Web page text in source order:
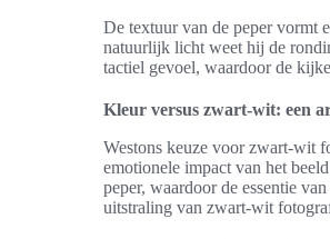
De textuur van de peper vormt
natuurlijk licht weet hij de
tactiel gevoel, waardoor de
Kleur versus zwart-wit: een
Westons keuze voor zwart-wit
emotionele impact van het
peper, waardoor de essentie
uitstraling van zwart-wit